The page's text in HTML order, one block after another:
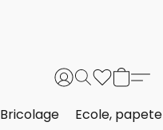
Bricolage Ecole,